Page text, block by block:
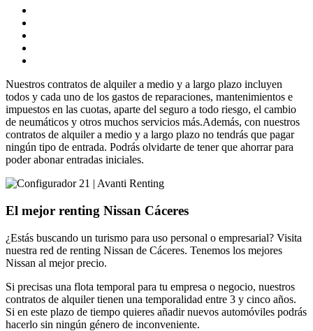
Nuestros contratos de alquiler a medio y a largo plazo incluyen
todos y cada uno de los gastos de reparaciones, mantenimientos e
impuestos en las cuotas, aparte del seguro a todo riesgo, el cambio
de neumáticos y otros muchos servicios más.Además, con nuestros
contratos de alquiler a medio y a largo plazo no tendrás que pagar
ningún tipo de entrada. Podrás olvidarte de tener que ahorrar para
poder abonar entradas iniciales.
El mejor renting Nissan Cáceres
¿Estás buscando un turismo para uso personal o empresarial? Visita
nuestra red de renting Nissan de Cáceres. Tenemos los mejores
Nissan al mejor precio.
Si precisas una flota temporal para tu empresa o negocio, nuestros
contratos de alquiler tienen una temporalidad entre 3 y cinco años.
Si en este plazo de tiempo quieres añadir nuevos automóviles podrás
hacerlo sin ningún género de inconveniente.